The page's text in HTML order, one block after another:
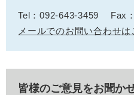
Tel：092-643-3459
Fax
メールでのお問い合わせは
皆様のご意見をお聞か